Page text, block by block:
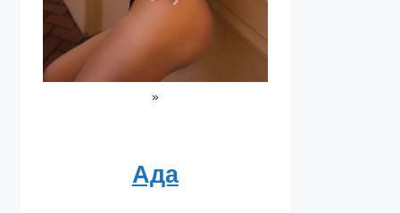
»
Ада